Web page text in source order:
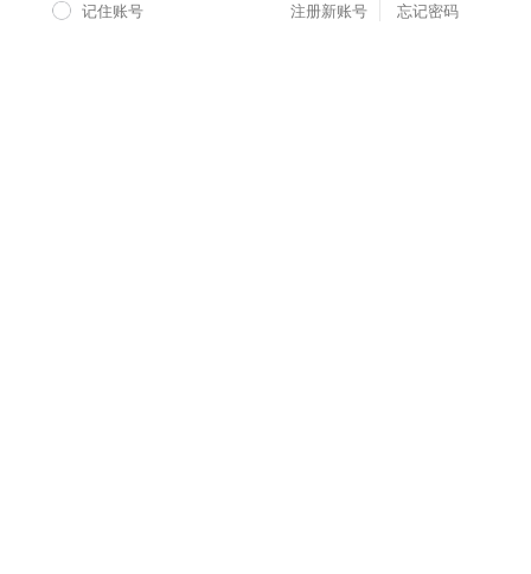
记住账号 注册新账号 忘记密码